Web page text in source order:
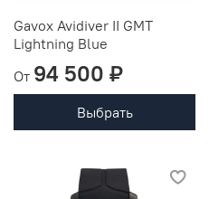
Gavox Avidiver II GMT
Lightning Blue
От 94 500 ₽
Выбрать